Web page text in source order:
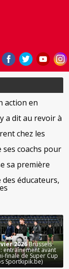
action en
a dit au revoir à
chez les
ses coachs pour
sa première
éducateurs,
2026Brussels
entraînement avant
finale de Super Cup
Sportkipik.be)